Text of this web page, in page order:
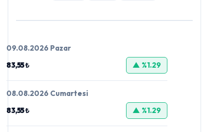
09.08.2026 Pazar
83,55 ₺
▲ %1.29
08.08.2026 Cumartesi
83,55 ₺
▲ %1.29